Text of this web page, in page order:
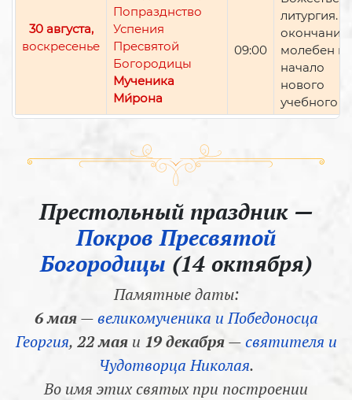
30 августа,
воскресенье
Попразднство
Успения
Пресвятой
Богородицы
Мученика
Ми́рона
09:00
литургия.
окончании
молебен
начало
нового
учебного
Престольный праздник —
Покров Пресвятой
Богородицы (14 октября)
Памятные даты:
6 мая—великомученика и Победоносца
Георгия, 22 маяи 19 декабря—святителя и
Чудотворца Николая.
Во имя этих святых при построении